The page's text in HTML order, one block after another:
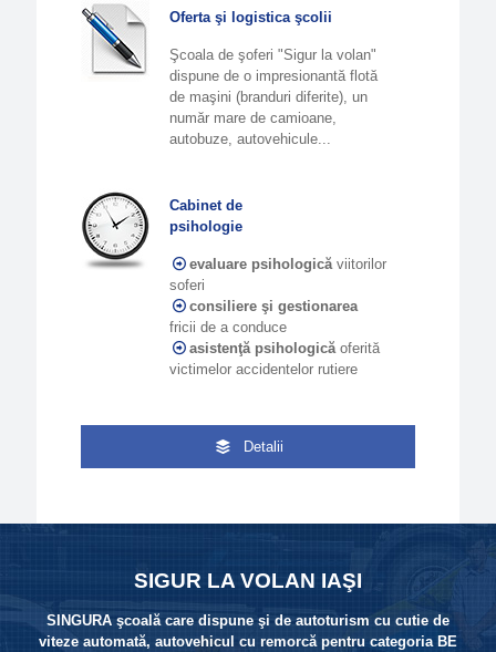
Oferta şi logistica şcolii
Şcoala de şoferi "Sigur la volan"
dispune de o impresionantă flotă
de maşini (branduri diferite), un
număr mare de camioane,
autobuze, autovehicule...
Cabinet de
psihologie
evaluare psihologică viitorilor
soferi
consiliere şi gestionarea
fricii de a conduce
asistenţă psihologică oferită
victimelor accidentelor rutiere
Detalii
SIGUR LA VOLAN IAŞI
SINGURA şcoală care dispune şi de autoturism cu cutie de
viteze automată, autovehicul cu remorcă pentru categoria BE